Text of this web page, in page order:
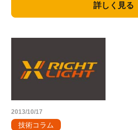
詳しく見る
2013/10/17
技術コラム